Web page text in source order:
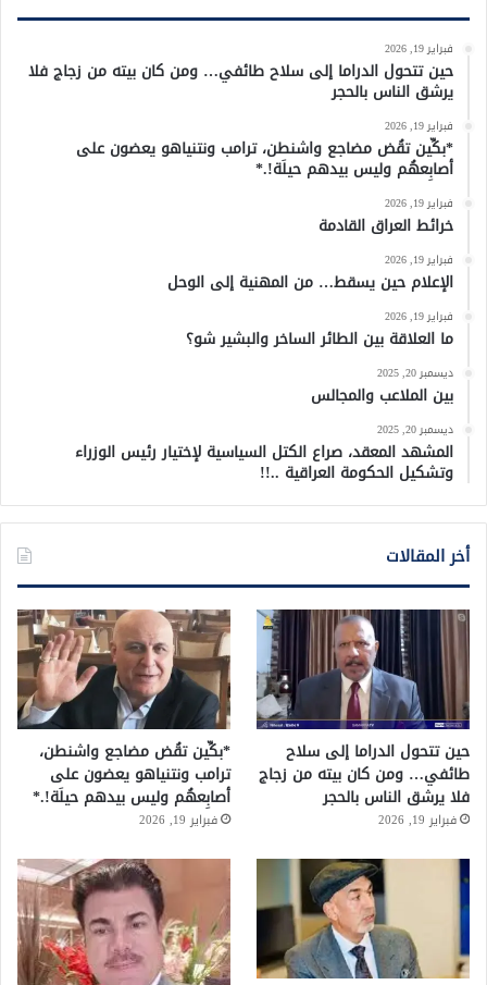
فبراير 19, 2026
حين تتحول الدراما إلى سلاح طائفي… ومن كان بيته من زجاج فلا
يرشق الناس بالحجر
فبراير 19, 2026
*بكِّين تقُض مضاجع واشنطن، ترامب ونتنياهو يعضون على
أصابِعهُم وليس بيدهم حيلَة!.*
فبراير 19, 2026
خرائط العراق القادمة
فبراير 19, 2026
الإعلام حين يسقط… من المهنية إلى الوحل
فبراير 19, 2026
ما العلاقة بين الطائر الساخر والبشير شو؟
ديسمبر 20, 2025
بين الملاعب والمجالس
ديسمبر 20, 2025
المشهد المعقد، صراع الكتل السياسية لإختيار رئيس الوزراء
وتشكيل الحكومة العراقية ..!!
أخر المقالات
حين تتحول الدراما إلى سلاح
طائفي… ومن كان بيته من زجاج
فلا يرشق الناس بالحجر
فبراير 19, 2026
*بكِّين تقُض مضاجع واشنطن،
ترامب ونتنياهو يعضون على
أصابِعهُم وليس بيدهم حيلَة!.*
فبراير 19, 2026